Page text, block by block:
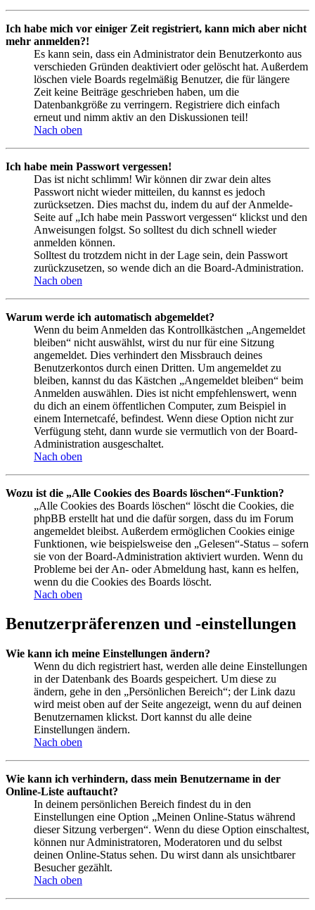
Ich habe mich vor einiger Zeit registriert, kann mich aber nicht
mehr anmelden?!
Es kann sein, dass ein Administrator dein Benutzerkonto aus
verschieden Gründen deaktiviert oder gelöscht hat. Außerdem
löschen viele Boards regelmäßig Benutzer, die für längere
Zeit keine Beiträge geschrieben haben, um die
Datenbankgröße zu verringern. Registriere dich einfach
erneut und nimm aktiv an den Diskussionen teil!
Nach oben
Ich habe mein Passwort vergessen!
Das ist nicht schlimm! Wir können dir zwar dein altes
Passwort nicht wieder mitteilen, du kannst es jedoch
zurücksetzen. Dies machst du, indem du auf der Anmelde-
Seite auf „Ich habe mein Passwort vergessen“ klickst und den
Anweisungen folgst. So solltest du dich schnell wieder
anmelden können.
Solltest du trotzdem nicht in der Lage sein, dein Passwort
zurückzusetzen, so wende dich an die Board-Administration.
Nach oben
Warum werde ich automatisch abgemeldet?
Wenn du beim Anmelden das Kontrollkästchen „Angemeldet
bleiben“ nicht auswählst, wirst du nur für eine Sitzung
angemeldet. Dies verhindert den Missbrauch deines
Benutzerkontos durch einen Dritten. Um angemeldet zu
bleiben, kannst du das Kästchen „Angemeldet bleiben“ beim
Anmelden auswählen. Dies ist nicht empfehlenswert, wenn
du dich an einem öffentlichen Computer, zum Beispiel in
einem Internetcafé, befindest. Wenn diese Option nicht zur
Verfügung steht, dann wurde sie vermutlich von der Board-
Administration ausgeschaltet.
Nach oben
Wozu ist die „Alle Cookies des Boards löschen“-Funktion?
„Alle Cookies des Boards löschen“ löscht die Cookies, die
phpBB erstellt hat und die dafür sorgen, dass du im Forum
angemeldet bleibst. Außerdem ermöglichen Cookies einige
Funktionen, wie beispielsweise den „Gelesen“-Status – sofern
sie von der Board-Administration aktiviert wurden. Wenn du
Probleme bei der An- oder Abmeldung hast, kann es helfen,
wenn du die Cookies des Boards löscht.
Nach oben
Benutzerpräferenzen und -einstellungen
Wie kann ich meine Einstellungen ändern?
Wenn du dich registriert hast, werden alle deine Einstellungen
in der Datenbank des Boards gespeichert. Um diese zu
ändern, gehe in den „Persönlichen Bereich“; der Link dazu
wird meist oben auf der Seite angezeigt, wenn du auf deinen
Benutzernamen klickst. Dort kannst du alle deine
Einstellungen ändern.
Nach oben
Wie kann ich verhindern, dass mein Benutzername in der
Online-Liste auftaucht?
In deinem persönlichen Bereich findest du in den
Einstellungen eine Option „Meinen Online-Status während
dieser Sitzung verbergen“. Wenn du diese Option einschaltest,
können nur Administratoren, Moderatoren und du selbst
deinen Online-Status sehen. Du wirst dann als unsichtbarer
Besucher gezählt.
Nach oben